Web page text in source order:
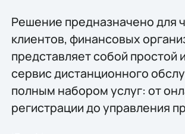
Решение предназначено для
клиентов, финансовых
представляет собой простой
сервис дистанционного
полным набором услуг: от
регистрации до управления